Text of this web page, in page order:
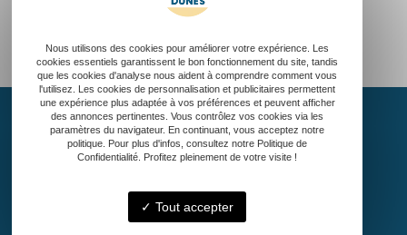
Accueil
Taxi
Transport de malade assis
Nous utilisons des cookies pour améliorer votre expérience. Les
cookies essentiels garantissent le bon fonctionnement du site, tandis
que les cookies d'analyse nous aident à comprendre comment vous
l'utilisez. Les cookies de personnalisation et publicitaires permettent
une expérience plus adaptée à vos préférences et peuvent afficher
des annonces pertinentes. Vous contrôlez vos cookies via les
paramètres du navigateur. En continuant, vous acceptez notre
politique. Pour plus d'infos, consultez notre Politique de
Confidentialité. Profitez pleinement de votre visite !
Tout accepter